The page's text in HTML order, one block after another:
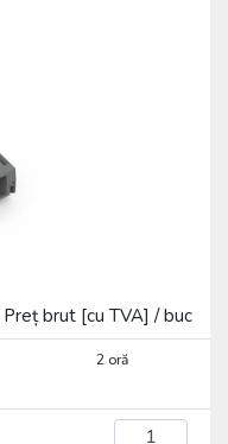
Preț brut [cu TVA] / buc
2 oră